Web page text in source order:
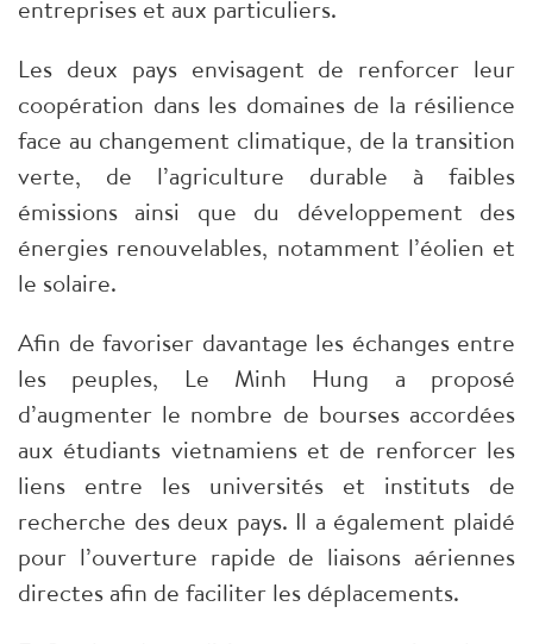
entreprises et aux particuliers.
Les deux pays envisagent de renforcer leur
coopération dans les domaines de la résilience
face au changement climatique, de la transition
verte, de l’agriculture durable à faibles
émissions ainsi que du développement des
énergies renouvelables, notamment l’éolien et
le solaire.
Afin de favoriser davantage les échanges entre
les peuples, Le Minh Hung a proposé
d’augmenter le nombre de bourses accordées
aux étudiants vietnamiens et de renforcer les
liens entre les universités et instituts de
recherche des deux pays. Il a également plaidé
pour l’ouverture rapide de liaisons aériennes
directes afin de faciliter les déplacements.